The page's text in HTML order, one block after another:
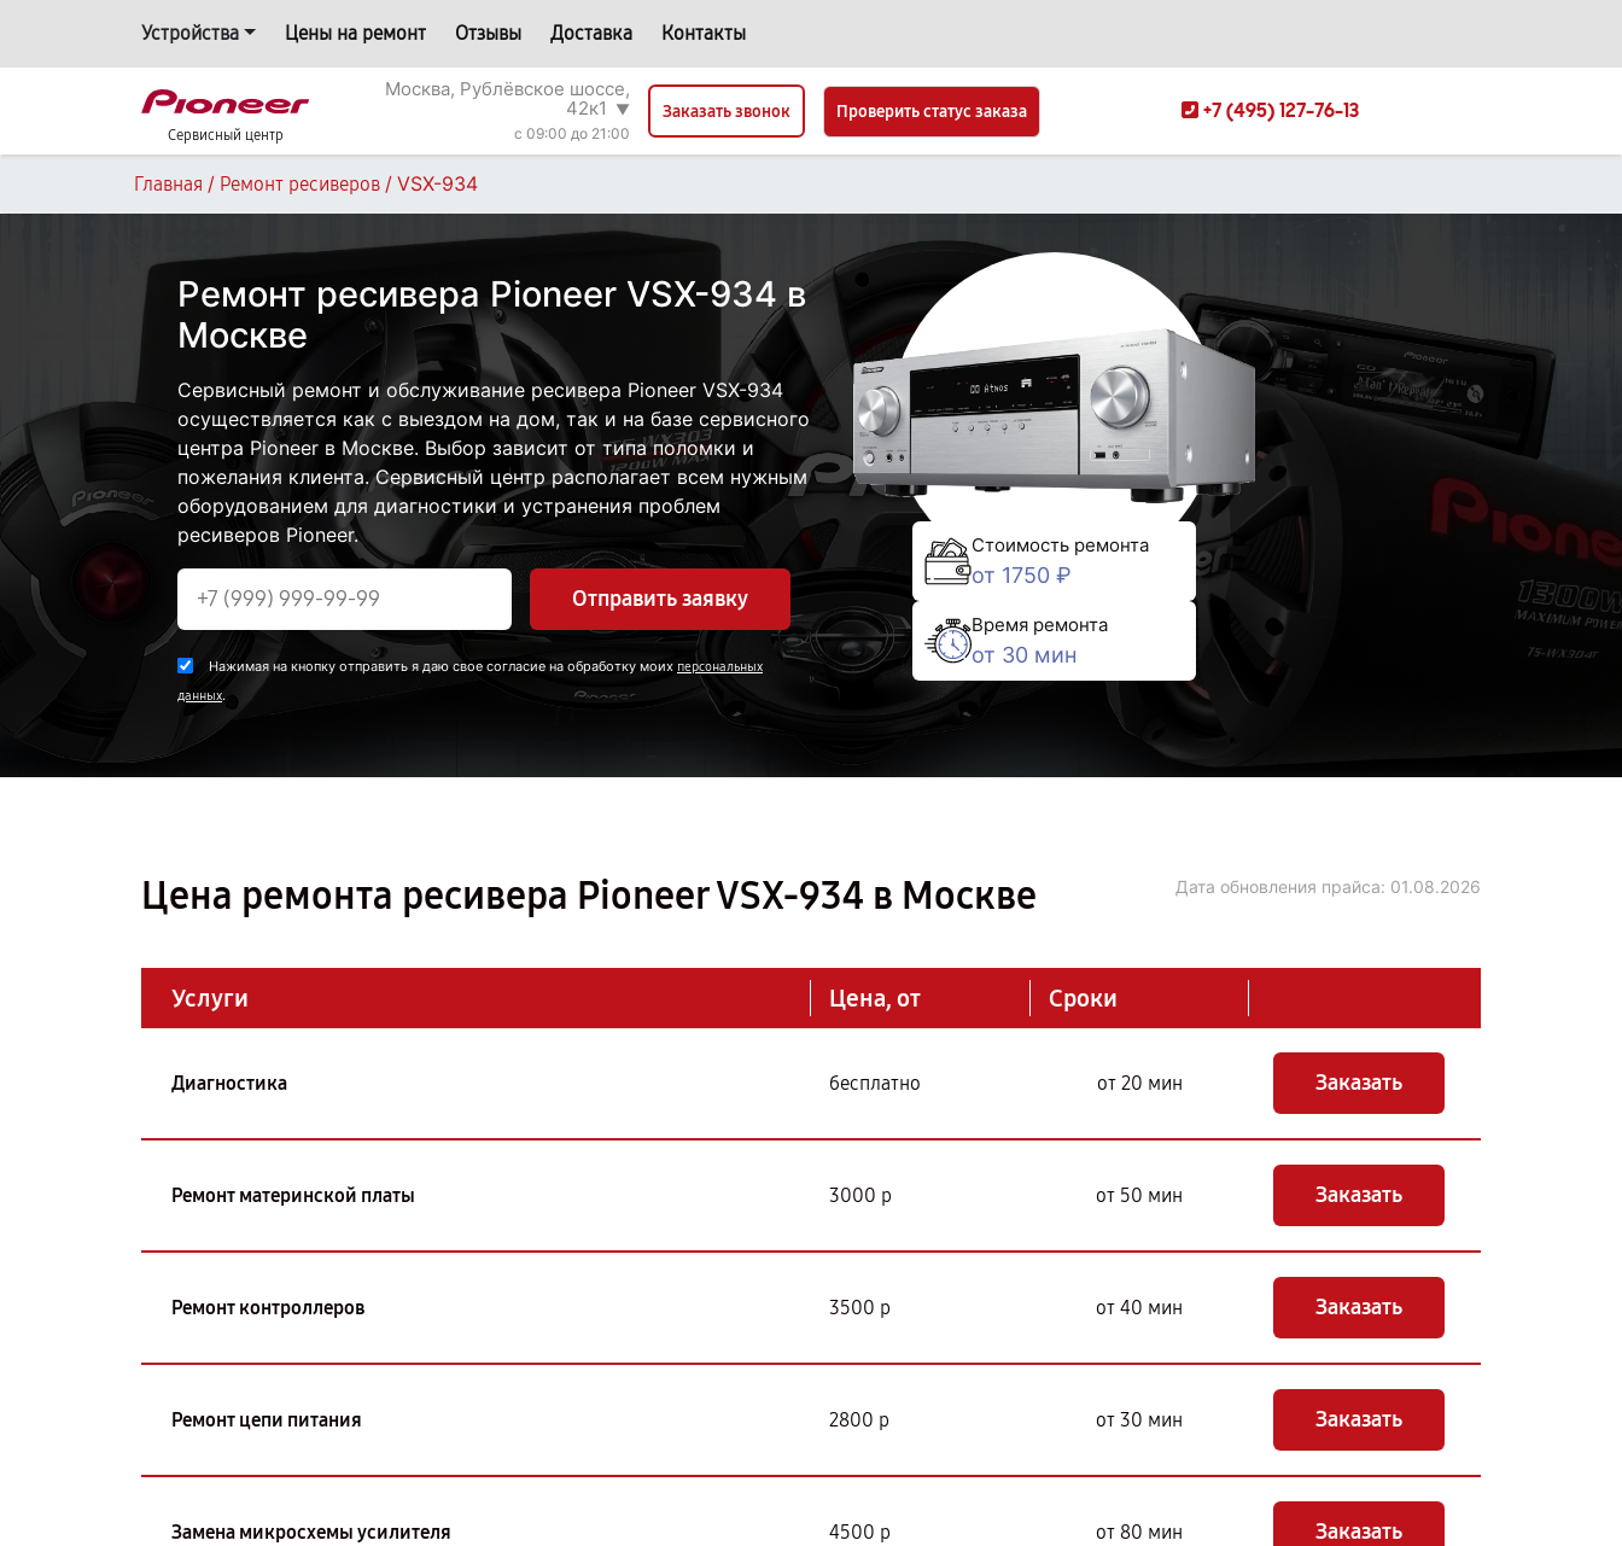
Устройства Цены на ремонт Отзывы Доставка Контакты
Сервисный центр
Москва, Рублёвское шоссе,
42к1
▼
c 09:00 до 21:00
Заказать звонок Проверить статус заказа +7 (495) 127-76-13
Главная / Ремонт ресиверов / VSX-934
Ремонт ресивера Pioneer VSX-934 в
Москве
Сервисный ремонт и обслуживание ресивера Pioneer VSX-934
осуществляется как с выездом на дом, так и на базе сервисного
центра Pioneer в Москве. Выбор зависит от типа поломки и
пожелания клиента. Сервисный центр располагает всем нужным
оборудованием для диагностики и устранения проблем
ресиверов Pioneer.
Отправить заявку
Нажимая на кнопку отправить я даю свое согласие на обработку моих персональных
данных.
Стоимость ремонта
от 1750 ₽
Время ремонта
от 30 мин
Цена ремонта ресивера Pioneer VSX-934 в Москве Дата обновления прайса: 01.08.2026
Услуги Цена, от Сроки
Диагностика бесплатно от 20 мин Заказать
Ремонт материнской платы 3000 р от 50 мин Заказать
Ремонт контроллеров 3500 р от 40 мин Заказать
Ремонт цепи питания 2800 р от 30 мин Заказать
Замена микросхемы усилителя 4500 р от 80 мин Заказать